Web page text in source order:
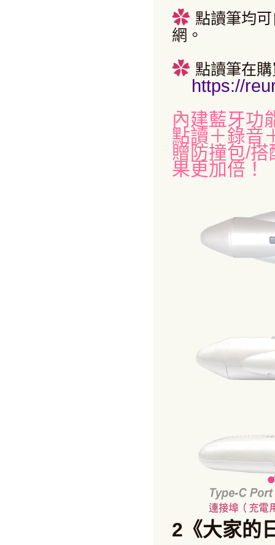
✿ 點讀筆均
網。
✿ 點讀筆在
https://
內建藍牙功
點讀＋錄音
贈防撞包/
果更加倍！
2《大家的